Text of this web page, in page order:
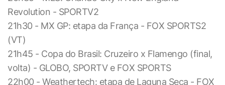
Revolution - SPORTV2
21h30 - MX GP: etapa da França - FOX SPORTS2
(VT)
21h45 - Copa do Brasil: Cruzeiro x Flamengo (final,
volta) - GLOBO, SPORTV e FOX SPORTS
22h00 - Weathertech: etapa de Laguna Seca - FOX